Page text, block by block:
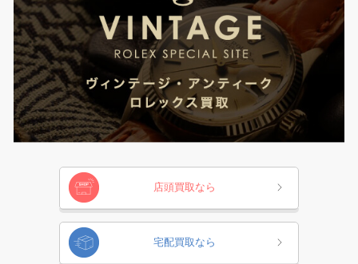
店頭買取なら
宅配買取なら